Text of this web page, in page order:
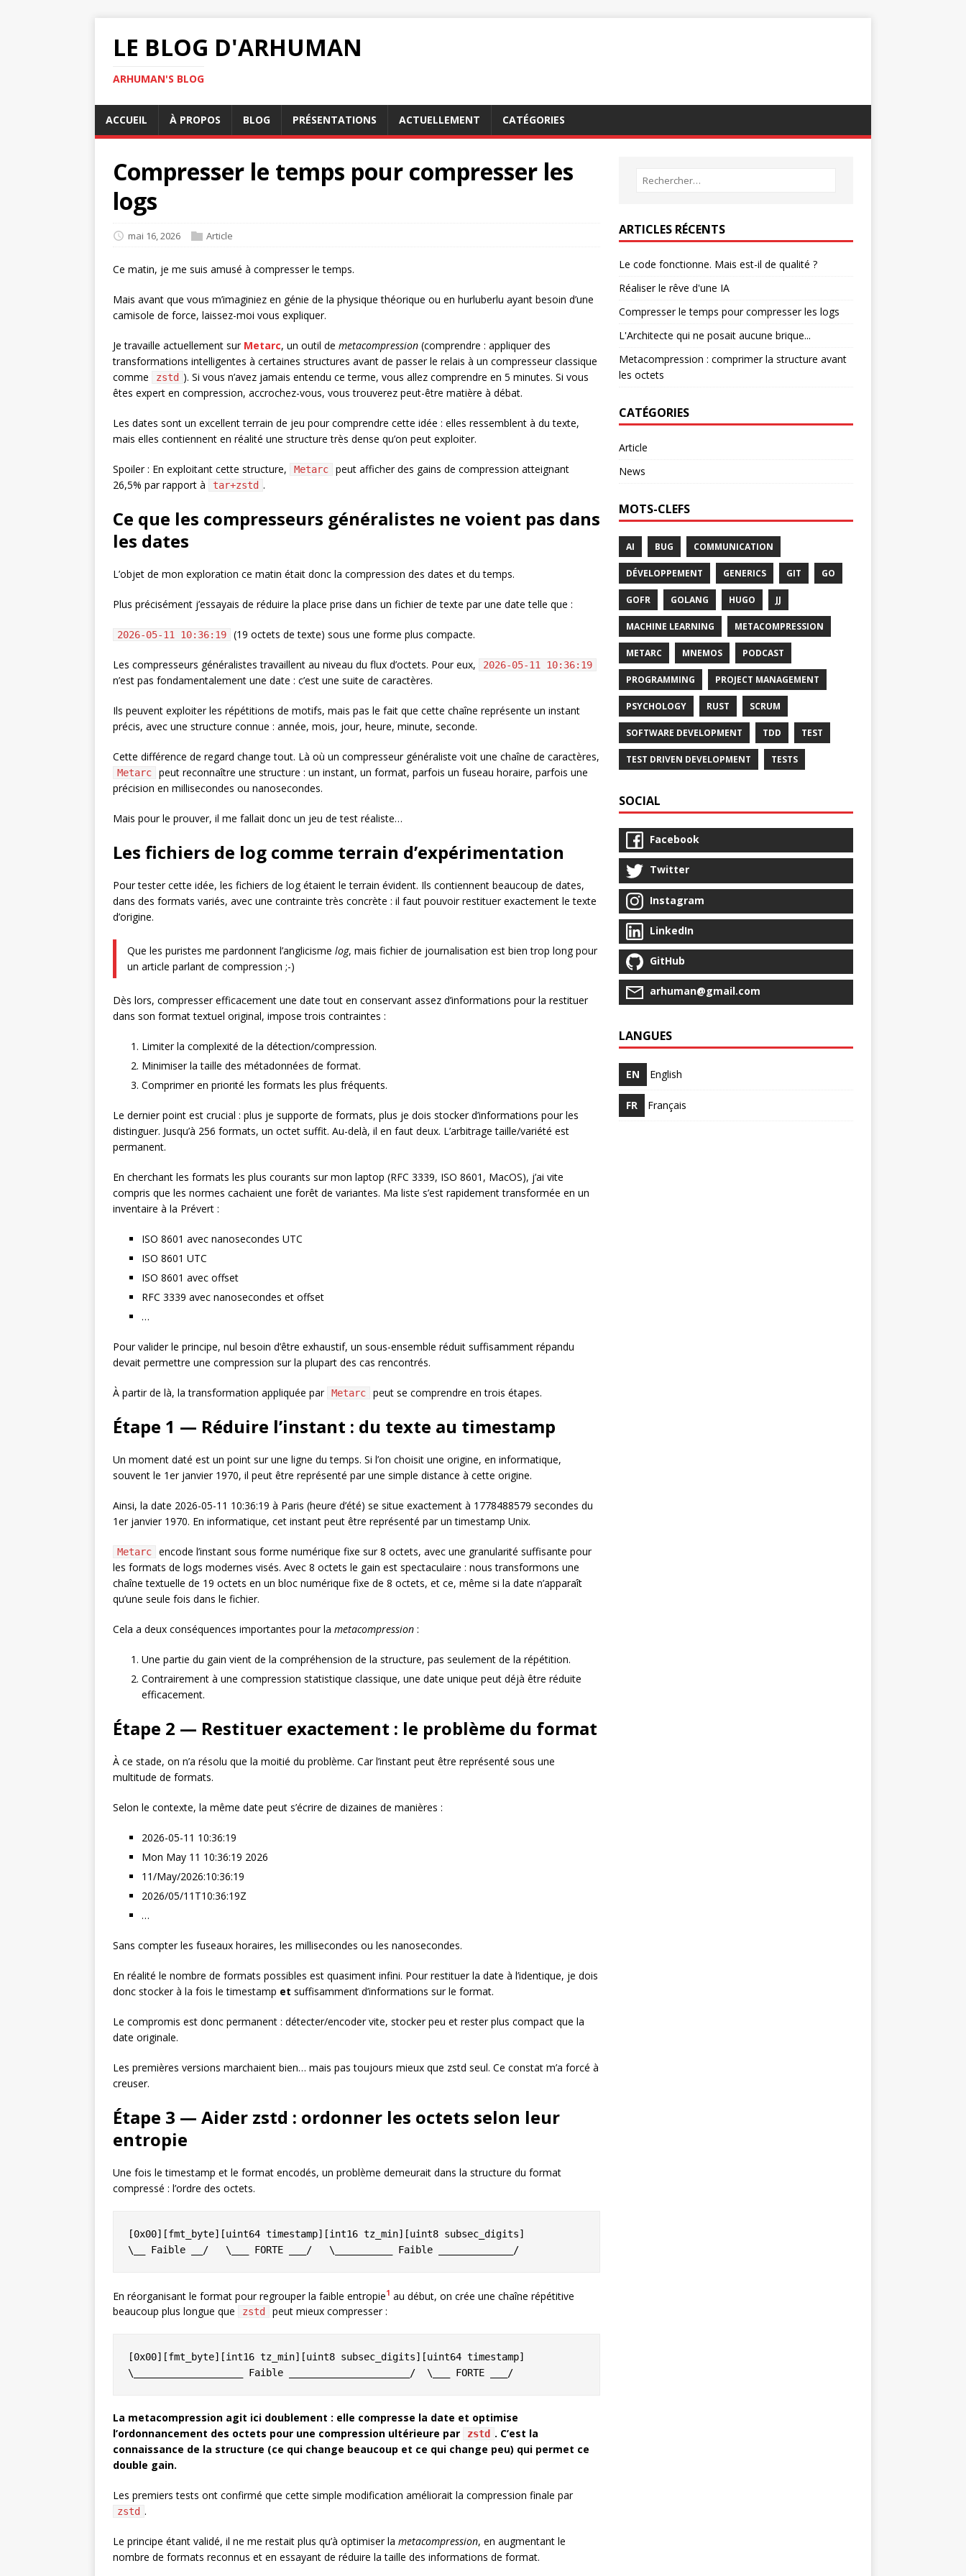
LE BLOG D'ARHUMAN
ARHUMAN'S BLOG
ACCUEIL À PROPOS BLOG PRÉSENTATIONS ACTUELLEMENT CATÉGORIES
Compresser le temps pour compresser les
logs
mai 16, 2026 Article
Ce matin, je me suis amusé à compresser le temps.
Mais avant que vous m’imaginiez en génie de la physique théorique ou en hurluberlu ayant besoin d’une
camisole de force, laissez-moi vous expliquer.
Je travaille actuellement sur Metarc, un outil de metacompression (comprendre : appliquer des
transformations intelligentes à certaines structures avant de passer le relais à un compresseur classique
comme
zstd ). Si vous n’avez jamais entendu ce terme, vous allez comprendre en 5 minutes. Si vous
êtes expert en compression, accrochez-vous, vous trouverez peut-être matière à débat.
Les dates sont un excellent terrain de jeu pour comprendre cette idée : elles ressemblent à du texte,
mais elles contiennent en réalité une structure très dense qu’on peut exploiter.
Spoiler : En exploitant cette structure, Metarc
peut afficher des gains de compression atteignant
26,5% par rapport à
tar+zstd .
Ce que les compresseurs généralistes ne voient pas dans
les dates
L’objet de mon exploration ce matin était donc la compression des dates et du temps.
Plus précisément j’essayais de réduire la place prise dans un fichier de texte par une date telle que :
2026-05-11 10:36:19 (19 octets de texte) sous une forme plus compacte.
Les compresseurs généralistes travaillent au niveau du flux d’octets. Pour eux, 2026-05-11 10:36:19
n’est pas fondamentalement une date : c’est une suite de caractères.
Ils peuvent exploiter les répétitions de motifs, mais pas le fait que cette chaîne représente un instant
précis, avec une structure connue : année, mois, jour, heure, minute, seconde.
Cette différence de regard change tout. Là où un compresseur généraliste voit une chaîne de caractères,
Metarc
peut reconnaître une structure : un instant, un format, parfois un fuseau horaire, parfois une
précision en millisecondes ou nanosecondes.
Mais pour le prouver, il me fallait donc un jeu de test réaliste…
Les fichiers de log comme terrain d’expérimentation
Pour tester cette idée, les fichiers de log étaient le terrain évident. Ils contiennent beaucoup de dates,
dans des formats variés, avec une contrainte très concrète : il faut pouvoir restituer exactement le texte
d’origine.
Que les puristes me pardonnent l’anglicisme log, mais fichier de journalisation est bien trop long pour
un article parlant de compression ;-)
Dès lors, compresser efficacement une date tout en conservant assez d’informations pour la restituer
dans son format textuel original, impose trois contraintes :
Limiter la complexité de la détection/compression.
Minimiser la taille des métadonnées de format.
Comprimer en priorité les formats les plus fréquents.
Le dernier point est crucial : plus je supporte de formats, plus je dois stocker d’informations pour les
distinguer. Jusqu’à 256 formats, un octet suffit. Au-delà, il en faut deux. L’arbitrage taille/variété est
permanent.
En cherchant les formats les plus courants sur mon laptop (RFC 3339, ISO 8601, MacOS), j’ai vite
compris que les normes cachaient une forêt de variantes. Ma liste s’est rapidement transformée en un
inventaire à la Prévert :
ISO 8601 avec nanosecondes UTC
ISO 8601 UTC
ISO 8601 avec offset
RFC 3339 avec nanosecondes et offset
…
Pour valider le principe, nul besoin d’être exhaustif, un sous-ensemble réduit suffisamment répandu
devait permettre une compression sur la plupart des cas rencontrés.
À partir de là, la transformation appliquée par Metarc peut se comprendre en trois étapes.
Étape 1 — Réduire l’instant : du texte au timestamp
Un moment daté est un point sur une ligne du temps. Si l’on choisit une origine, en informatique,
souvent le 1er janvier 1970, il peut être représenté par une simple distance à cette origine.
Ainsi, la date 2026-05-11 10:36:19 à Paris (heure d’été) se situe exactement à 1778488579 secondes du
1er janvier 1970. En informatique, cet instant peut être représenté par un timestamp Unix.
Metarc
encode l’instant sous forme numérique fixe sur 8 octets, avec une granularité suffisante pour
les formats de logs modernes visés. Avec 8 octets le gain est spectaculaire : nous transformons une
chaîne textuelle de 19 octets en un bloc numérique fixe de 8 octets, et ce, même si la date n’apparaît
qu’une seule fois dans le fichier.
Cela a deux conséquences importantes pour la metacompression :
Une partie du gain vient de la compréhension de la structure, pas seulement de la répétition.
Contrairement à une compression statistique classique, une date unique peut déjà être réduite
efficacement.
Étape 2 — Restituer exactement : le problème du format
À ce stade, on n’a résolu que la moitié du problème. Car l’instant peut être représenté sous une
multitude de formats.
Selon le contexte, la même date peut s’écrire de dizaines de manières :
2026-05-11 10:36:19
Mon May 11 10:36:19 2026
11/May/2026:10:36:19
2026/05/11T10:36:19Z
…
Sans compter les fuseaux horaires, les millisecondes ou les nanosecondes.
En réalité le nombre de formats possibles est quasiment infini. Pour restituer la date à l’identique, je dois
donc stocker à la fois le timestamp et suffisamment d’informations sur le format.
Le compromis est donc permanent : détecter/encoder vite, stocker peu et rester plus compact que la
date originale.
Les premières versions marchaient bien… mais pas toujours mieux que zstd seul. Ce constat m’a forcé à
creuser.
Étape 3 — Aider zstd : ordonner les octets selon leur
entropie
Une fois le timestamp et le format encodés, un problème demeurait dans la structure du format
compressé : l’ordre des octets.
[0x00][fmt_byte][uint64 timestamp][int16 tz_min][uint8 subsec_digits]
En réorganisant le format pour regrouper la faible entropie1 au début, on crée une chaîne répétitive
beaucoup plus longue que
zstd peut mieux compresser :
[0x00][fmt_byte][int16 tz_min][uint8 subsec_digits][uint64 timestamp]
La metacompression agit ici doublement : elle compresse la date et optimise
l’ordonnancement des octets pour une compression ultérieure par
zstd . C’est la
connaissance de la structure (ce qui change beaucoup et ce qui change peu) qui permet ce
double gain.
Les premiers tests ont confirmé que cette simple modification améliorait la compression finale par
zstd .
Le principe étant validé, il ne me restait plus qu’à optimiser la metacompression, en augmentant le
nombre de formats reconnus et en essayant de réduire la taille des informations de format.
ARTICLES RÉCENTS
Le code fonctionne. Mais est-il de qualité ?
Réaliser le rêve d'une IA
Compresser le temps pour compresser les logs
L'Architecte qui ne posait aucune brique...
Metacompression : comprimer la structure avant
les octets
CATÉGORIES
Article
News
MOTS-CLEFS
AI BUG COMMUNICATION
DÉVELOPPEMENT GENERICS GIT GO
GOFR GOLANG HUGO JJ
MACHINE LEARNING METACOMPRESSION
METARC MNEMOS PODCAST
PROGRAMMING PROJECT MANAGEMENT
PSYCHOLOGY RUST SCRUM
SOFTWARE DEVELOPMENT TDD TEST
TEST DRIVEN DEVELOPMENT TESTS
SOCIAL
Facebook
Twitter
Instagram
LinkedIn
GitHub
arhuman@gmail.com
LANGUES
EN English
FR Français